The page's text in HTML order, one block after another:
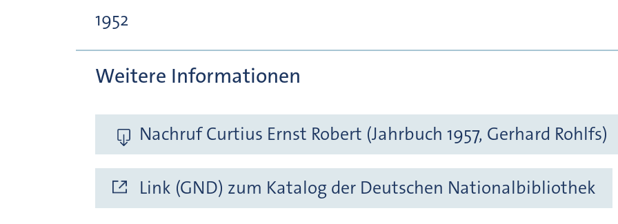
1952
Weitere Informationen
Nachruf Curtius Ernst Robert (Jahrbuch 1957, Gerhard Rohlfs)
Link (GND) zum Katalog der Deutschen Nationalbibliothek